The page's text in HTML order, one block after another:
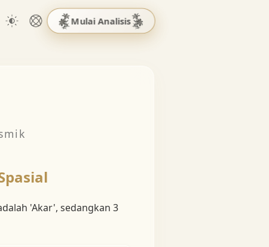
Mulai Analisis
'Akar', sedangkan 3